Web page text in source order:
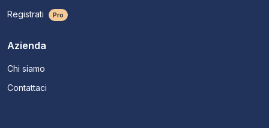
Registrati Pro
Azienda
Chi siamo
Contattaci